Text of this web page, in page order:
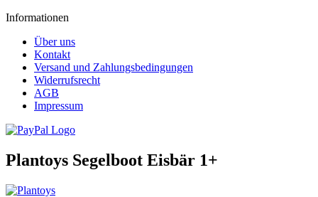
Informationen
Über uns
Kontakt
Versand und Zahlungsbedingungen
Widerrufsrecht
AGB
Impressum
Plantoys Segelboot Eisbär 1+